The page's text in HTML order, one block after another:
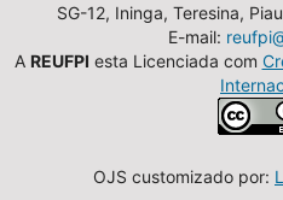
SG-12, Ininga, Teresina,
E-mail:
A REUFPI esta Licenciada com
OJS customizado por: